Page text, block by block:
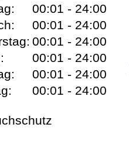
00:01 - 24:00
00:01 - 24:00
00:01 - 24:00
00:01 - 24:00
00:01 - 24:00
00:01 - 24:00